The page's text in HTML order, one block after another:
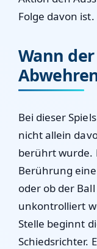
Folge davon ist.
Wann
Bei dieser
nicht allein
berührt wurde.
Berührung
oder ob der
unkontrolliert
Stelle beginnt
Schiedsrichter.